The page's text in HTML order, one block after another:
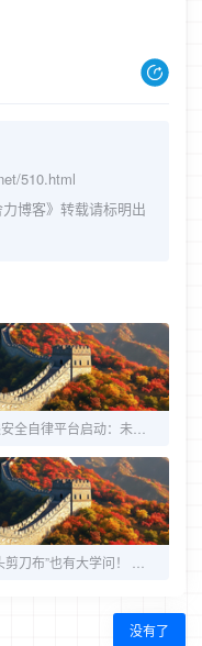
510.html
博客》转载请标明出
没有了